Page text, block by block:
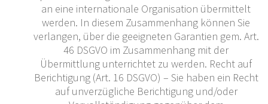
an eine internationale Organisation übermittelt
werden. In diesem Zusammenhang können Sie
verlangen, über die geeigneten Garantien gem. Art.
46 DSGVO im Zusammenhang mit der
Übermittlung unterrichtet zu werden. Recht auf
Berichtigung (Art. 16 DSGVO) – Sie haben ein Recht
auf unverzügliche Berichtigung und/oder